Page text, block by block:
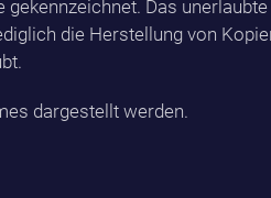
Das
die Herstellung von
dargestellt werden.